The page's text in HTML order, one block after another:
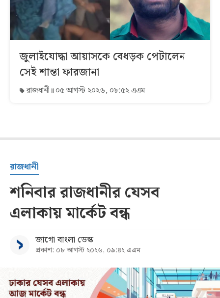
জুলাইযোদ্ধা আয়াসকে বেধড়ক পেটালেন
সেই শান্তা ফারজানা
রাজধানী ০৫ আগস্ট ২০২৬, ০৮:৫২ এএম
রাজধানী
শনিবার রাজধানীর যেসব
এলাকায় মার্কেট বন্ধ
জাগো বাংলা ডেস্ক
প্রকাশ: ০৮ আগস্ট ২০২৬, ০৯:৪২ এএম